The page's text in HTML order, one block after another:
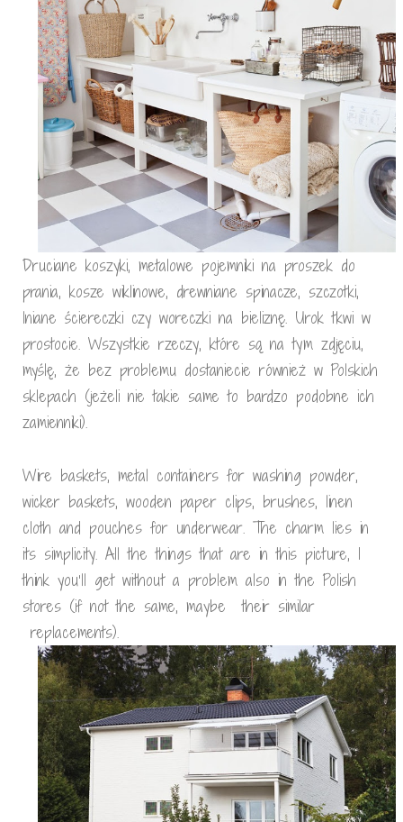
Druciane koszyki, metalowe pojemniki na proszek do
prania, kosze wiklinowe, drewniane spinacze, szczotki,
lniane ściereczki czy woreczki na bieliznę. Urok tkwi w
prostocie. Wszystkie rzeczy, które są na tym zdjęciu,
myślę, że bez problemu dostaniecie również w Polskich
sklepach (jeżeli nie takie same to bardzo podobne ich
zamienniki).
Wire baskets, metal containers for washing powder,
wicker baskets, wooden paper clips, brushes, linen
cloth and pouches for underwear. The charm lies in
its simplicity. All the things that are in this picture, I
think you’ll get without a problem also in the Polish
stores (if not the same, maybe their similar
replacements).